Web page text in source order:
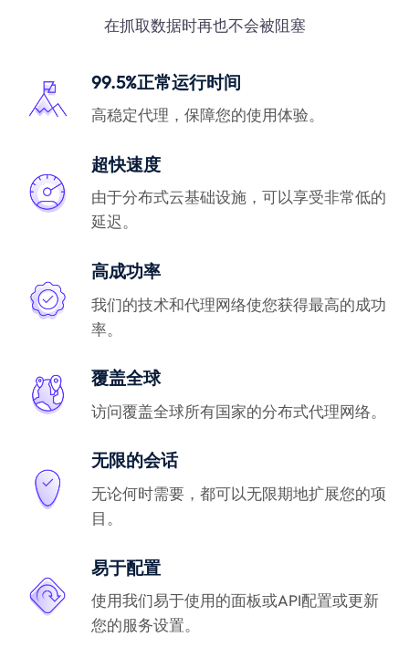
在抓取数据时再也不会被阻塞
99.5%正常运行时间
高稳定代理，保障您的使用体验。
超快速度
由于分布式云基础设施，可以享受非常低的
延迟。
高成功率
我们的技术和代理网络使您获得最高的成功
率。
覆盖全球
访问覆盖全球所有国家的分布式代理网络。
无限的会话
无论何时需要，都可以无限期地扩展您的项
目。
易于配置
使用我们易于使用的面板或API配置或更新
您的服务设置。